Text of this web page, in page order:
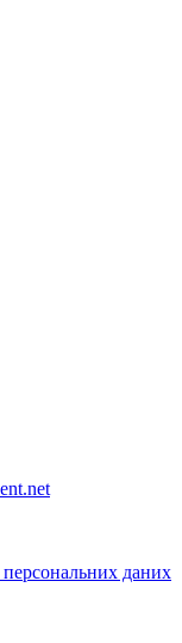
персональних даних